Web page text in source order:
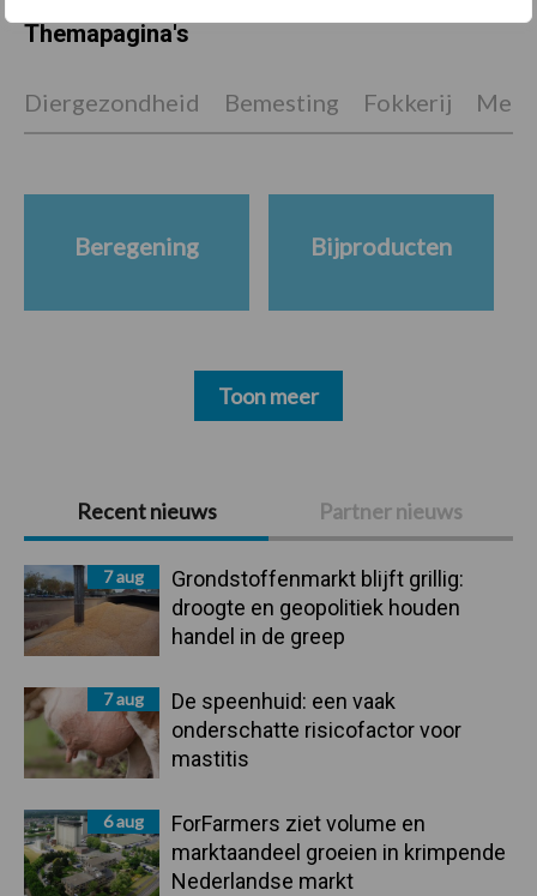
Primaire
Sidebar
Recent nieuws Partner nieuws
7 aug
Grondstoffenmarkt blijft grillig:
droogte en geopolitiek houden
handel in de greep
7 aug
De speenhuid: een vaak
onderschatte risicofactor voor
mastitis
6 aug
ForFarmers ziet volume en
marktaandeel groeien in krimpende
Nederlandse markt
Themapagina's
Diergezondheid Bemesting Fokkerij
Beregening Bijproducten
Toon meer